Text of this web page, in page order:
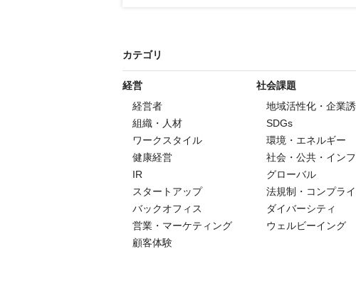
カテゴリ
経営
経営者
組織・人材
ワークスタイル
健康経営
IR
スタートアップ
バックオフィス
営業・マーケティング
顧客体験
社会課題
地域活性化・企業
SDGs
環境・エネルギー
社会・公共・イン
グローバル
法規制・コンプラ
ダイバーシティ
ウェルビーイング